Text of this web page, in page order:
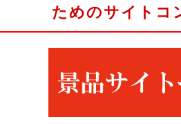
ためのサイトコ